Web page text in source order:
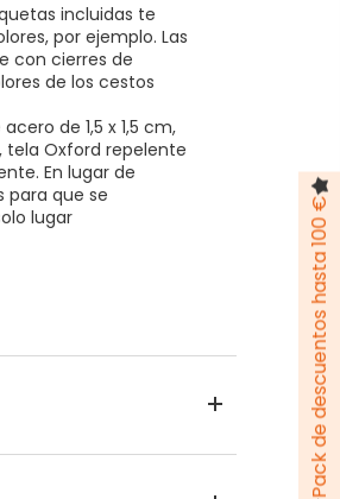
incluidas te
por ejemplo. Las
con cierres de
de los cestos
acero de 1,5 x 1,5 cm,
Oxford repelente
En lugar de
para que se
lugar
Pack de descuentos hasta 100 €